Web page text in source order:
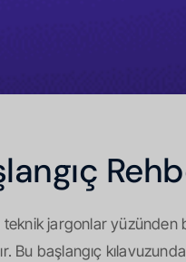
teknik jargonlar
başlangıç